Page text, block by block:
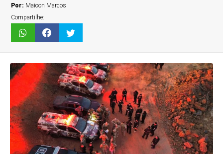
Por: Maicon Marcos
Compartilhe: